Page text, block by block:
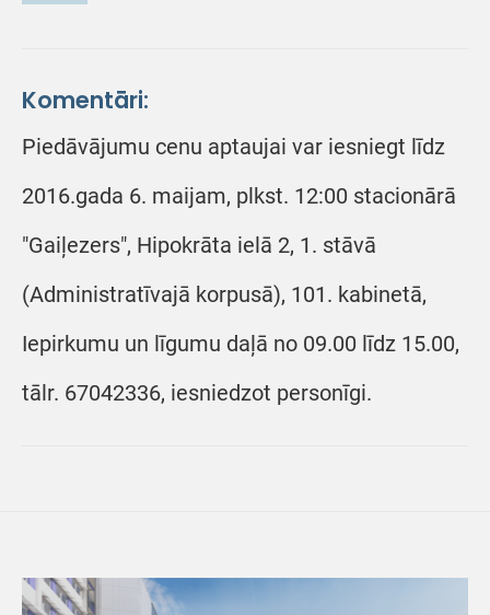
Komentāri:
Piedāvājumu cenu aptaujai var iesniegt līdz
2016.gada 6. maijam, plkst. 12:00 stacionārā
"Gaiļezers", Hipokrāta ielā 2, 1. stāvā
(Administratīvajā korpusā), 101. kabinetā,
Iepirkumu un līgumu daļā no 09.00 līdz 15.00,
tālr. 67042336, iesniedzot personīgi.